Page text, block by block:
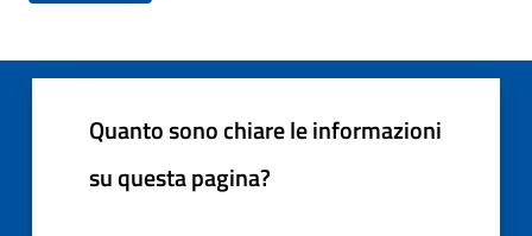
Quanto sono chiare le informazioni
su questa pagina?